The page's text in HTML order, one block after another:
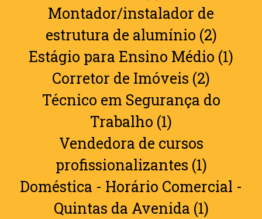
Montador/instalador de
estrutura de alumínio (2)
Estágio para Ensino Médio (1)
Corretor de Imóveis (2)
Técnico em Segurança do
Trabalho (1)
Vendedora de cursos
profissionalizantes (1)
Doméstica - Horário Comercial -
Quintas da Avenida (1)